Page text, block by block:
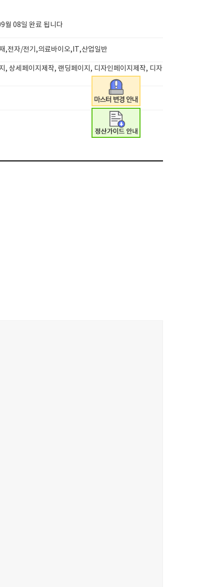
월 08일 완료 됩니다
,전자/전기,의료바이오,IT,산업일반
, 상세페이지제작, 랜딩페이지, 디자인페이지제작, 디자